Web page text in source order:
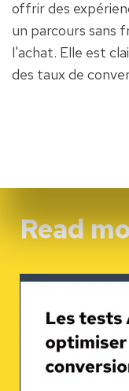
offrir des
un parcours sans
l'achat. Elle est
des taux de
Read